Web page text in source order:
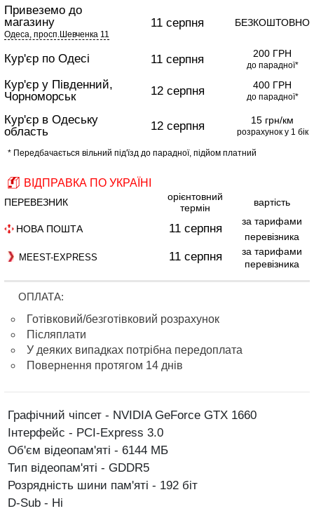
Привеземо до
магазину
Одеса, просп.Шевченка 11
Кур'єр по Одесі
Кур'єр у Південний,
Чорноморськ
Кур'єр в Одеську
область
11 серпня
11 серпня
12 серпня
12 серпня
БЕЗКОШТОВНО
200 ГРН
до парадної*
400 ГРН
до парадної*
15 грн/км
розрахунок у 1 бік
* Передбачається вільний під'їзд до парадної, підйом платний
ВІДПРАВКА ПО УКРАЇНІ
ПЕРЕВЕЗНИК
орієнтовний
термін
вартість
НОВА ПОШТА 11 серпня
за тарифами
перевізника
MEEST-EXPRESS 11 серпня
за тарифами
перевізника
ОПЛАТА:
Готівковий/безготівковий розрахунок
Післяплати
У деяких випадках потрібна передоплата
Повернення протягом 14 днів
Графічний чіпсет - NVIDIA GeForce GTX 1660
Інтерфейс - PCI-Express 3.0
Об'єм відеопам'яті - 6144 МБ
Тип відеопам'яті - GDDR5
Розрядність шини пам'яті - 192 біт
D-Sub - Ні